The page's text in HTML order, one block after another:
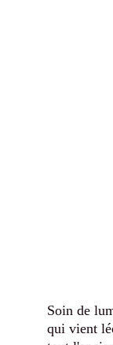
Soin de
qui vient